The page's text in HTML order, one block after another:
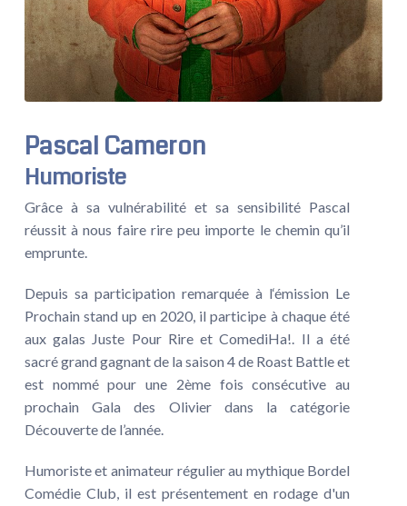
Pascal Cameron
Humoriste
Grâce à sa vulnérabilité et sa sensibilité Pascal
réussit à nous faire rire peu importe le chemin qu’il
emprunte.
Depuis sa participation remarquée à l‘émission Le
Prochain stand up en 2020, il participe à chaque été
aux galas Juste Pour Rire et ComediHa!. Il a été
sacré grand gagnant de la saison 4 de Roast Battle et
est nommé pour une 2ème fois consécutive au
prochain Gala des Olivier dans la catégorie
Découverte de l’année.
Humoriste et animateur régulier au mythique Bordel
Comédie Club, il est présentement en rodage d'un